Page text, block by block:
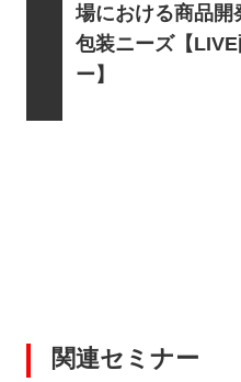
場における商品開
包装ニーズ【
ー】
関連セミナー